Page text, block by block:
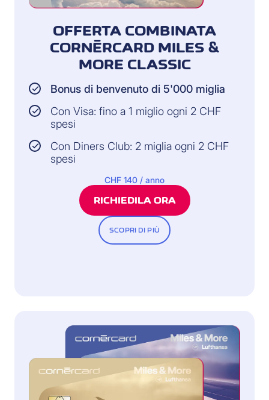
OFFERTA COMBINATA
CORNÈRCARD MILES &
MORE CLASSIC
Bonus di benvenuto di 5'000 miglia
Con Visa: fino a 1 miglio ogni 2 CHF
spesi
Con Diners Club: 2 miglia ogni 2 CHF
spesi
CHF 140 / anno
RICHIEDILA ORA
SCOPRI DI PIÙ